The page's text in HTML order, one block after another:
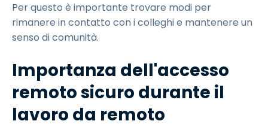
Per questo è importante trovare modi per
rimanere in contatto con i colleghi e mantenere un
senso di comunità.
Importanza dell'accesso
remoto sicuro durante il
lavoro da remoto